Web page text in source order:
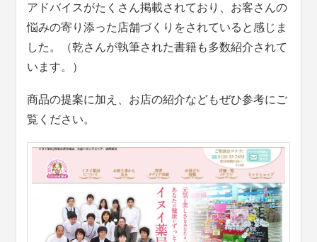
アドバイスがたくさん掲載されており、お客さんの
悩みの寄り添った店舗づくりをされていると感じま
した。（乾さんが執筆された書籍も多数紹介されて
います。）
商品の提案に加え、お店の紹介などもぜひ参考にご
覧ください。